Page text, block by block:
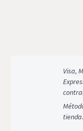
Visa,
tienda.